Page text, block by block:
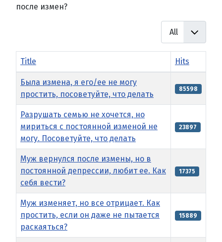
после измен?
Display #
Articles
Title Hits
Была измена, я его/ее не могу
простить, посоветуйте, что делать
85598
Разрушать семью не хочется, но
мириться с постоянной изменой не
могу. Посоветуйте, что делать
23897
Муж вернулся после измены, но в
постоянной депрессии, любит ее. Как
себя вести?
17375
Муж изменяет, но все отрицает. Как
простить, если он даже не пытается
раскаяться?
15889